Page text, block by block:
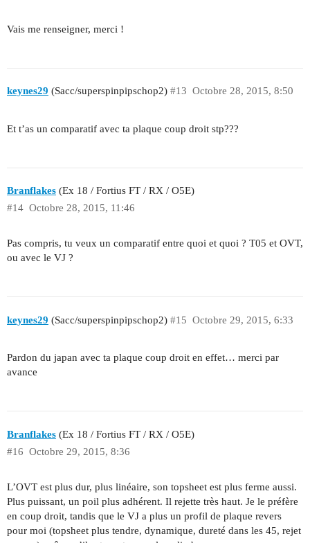
Vais me renseigner, merci !
keynes29 (Sacc/superspinpipschop2) Octobre 28, 2015, 8:50
#13
Et t’as un comparatif avec ta plaque coup droit stp???
Branflakes (Ex 18 / Fortius FT / RX / O5E)
Octobre 28, 2015, 11:46
#14
Pas compris, tu veux un comparatif entre quoi et quoi ? T05 et OVT,
ou avec le VJ ?
keynes29 (Sacc/superspinpipschop2) Octobre 29, 2015, 6:33
#15
Pardon du japan avec ta plaque coup droit en effet… merci par
avance
Branflakes (Ex 18 / Fortius FT / RX / O5E)
Octobre 29, 2015, 8:36
#16
L’OVT est plus dur, plus linéaire, son topsheet est plus ferme aussi.
Plus puissant, un poil plus adhérent. Il rejette très haut. Je le préfère
en coup droit, tandis que le VJ a plus un profil de plaque revers
pour moi (topsheet plus tendre, dynamique, dureté dans les 45, rejet